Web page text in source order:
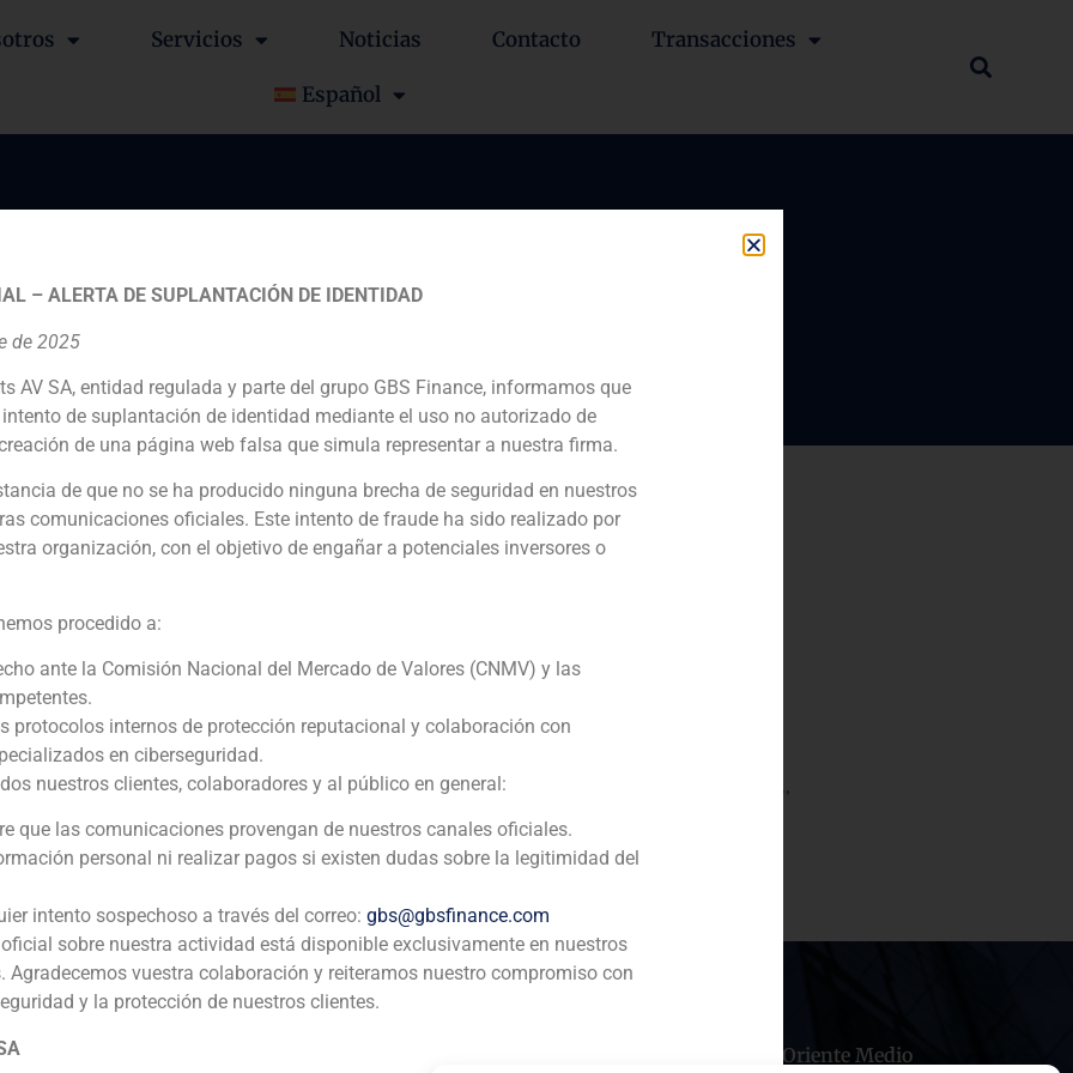
Servicios Noticias Contacto Transacciones
Español
del 100% de la empresa
Riviana.
Financial advisor
Agroindustria, alimentación y bebidas
GBS Finanzas actuó como asesor financiero del Grupo Ebro Puleva, proveedor español
de azúcar, productos lácteos y arroz, en la adquisición del 100% de Riviana Foods, Inc.,
que cotiza en el NASDAQ.
Oriente Medio
– ALERTA DE SUPLANTACIÓN DE IDENTIDAD
de 2025
AV SA, entidad regulada y parte del grupo GBS Finance, informamos que
de suplantación de identidad mediante el uso no autorizado de
de una página web falsa que simula representar a nuestra firma.
de que no se ha producido ninguna brecha de seguridad en nuestros
comunicaciones oficiales. Este intento de fraude ha sido realizado por
organización, con el objetivo de engañar a potenciales inversores o
procedido a:
ante la Comisión Nacional del Mercado de Valores (CNMV) y las
protocolos internos de protección reputacional y colaboración con
en ciberseguridad.
nuestros clientes, colaboradores y al público en general:
que las comunicaciones provengan de nuestros canales oficiales.
personal ni realizar pagos si existen dudas sobre la legitimidad del
intento sospechoso a través del correo: gbs@gbsfinance.com
sobre nuestra actividad está disponible exclusivamente en nuestros
Agradecemos vuestra colaboración y reiteramos nuestro compromiso con
y la protección de nuestros clientes.